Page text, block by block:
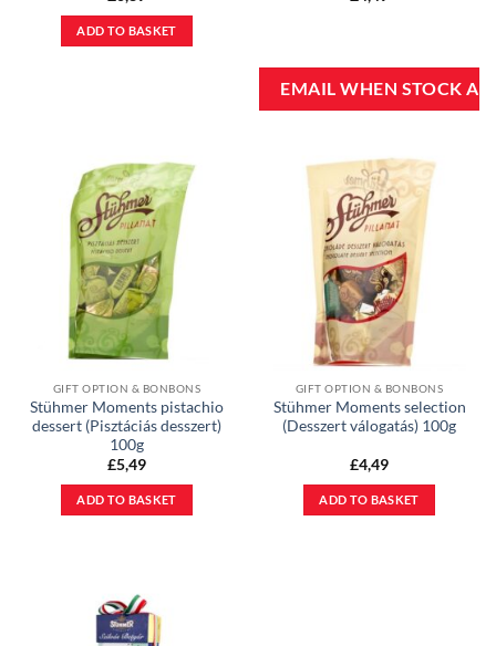
ADD TO BASKET
GIFT OPTION & BONBONS
Stühmer Moments pistachio
dessert (Pisztáciás desszert)
100g
£5,49
ADD TO BASKET
GIFT OPTION & BONBONS
Stühmer Moments selection
(Desszert válogatás) 100g
£4,49
ADD TO BASKET